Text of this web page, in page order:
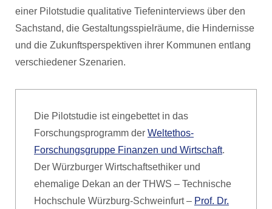
einer Pilotstudie qualitative Tiefeninterviews über den
Sachstand, die Gestaltungsspielräume, die Hindernisse
und die Zukunftsperspektiven ihrer Kommunen entlang
verschiedener Szenarien.
Die Pilotstudie ist eingebettet in das
Forschungsprogramm der Weltethos-
Forschungsgruppe Finanzen und Wirtschaft.
Der Würzburger Wirtschaftsethiker und
ehemalige Dekan an der THWS – Technische
Hochschule Würzburg-Schweinfurt – Prof. Dr.